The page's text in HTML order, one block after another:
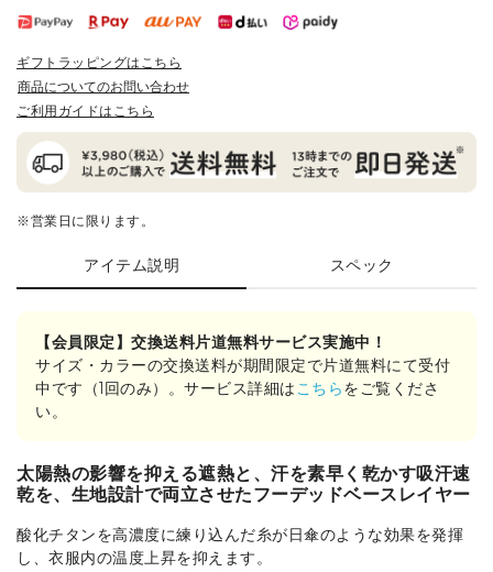
ギフトラッピングはこちら
商品についてのお問い合わせ
ご利用ガイドはこちら
※営業日に限ります。
アイテム説明 スペック
【会員限定】交換送料片道無料サービス実施中！
サイズ・カラーの交換送料が期間限定で片道無料にて受付
中です（1回のみ）。サービス詳細は こちらをご覧くださ
い。
太陽熱の影響を抑える遮熱と、汗を素早く乾かす吸汗速
乾を、生地設計で両立させたフーデッドベースレイヤー
酸化チタンを高濃度に練り込んだ糸が日傘のような効果を発揮
し、衣服内の温度上昇を抑えます。